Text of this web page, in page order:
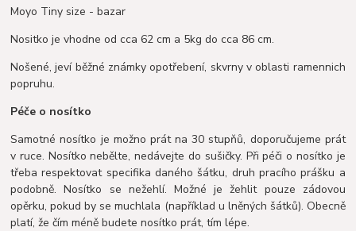
Moyo Tiny size - bazar
Nositko je vhodne od cca 62 cm a 5kg do cca 86 cm.
Nošené, jeví běžné známky opotřebení, skvrny v oblasti ramennich
popruhu.
Péče o nosítko
Samotné nosítko je možno prát na 30 stupňů, doporučujeme prát
v ruce. Nosítko nebělte, nedávejte do sušičky. Při péči o nosítko je
třeba respektovat specifika daného šátku, druh pracího prášku a
podobně. Nosítko se nežehlí. Možné je žehlit pouze zádovou
opěrku, pokud by se muchlala (například u lněných šátků). Obecně
platí, že čím méně budete nosítko prát, tím lépe.